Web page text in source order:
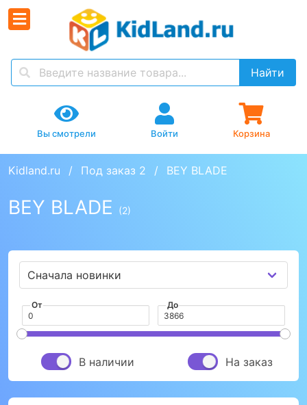
Найти
Вы смотрели Войти Корзина
Kidland.ru Под заказ 2 BEY BLADE
BEY BLADE (2)
От До
В наличии На заказ